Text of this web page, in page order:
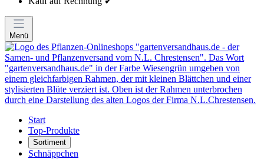
Menü
Start
Top-Produkte
Sortiment
Schnäppchen